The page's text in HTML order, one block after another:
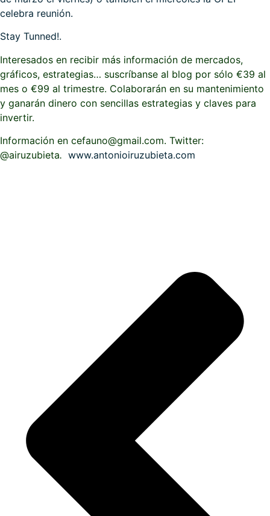
celebra reunión.
Stay Tunned!.
Interesados en recibir más información de mercados,
gráficos, estrategias… suscríbanse al blog por sólo €39 al
mes o €99 al trimestre. Colaborarán en su mantenimiento
y ganarán dinero con sencillas estrategias y claves para
invertir.
Información en cefauno@gmail.com. Twitter:
@airuzubieta. www.antonioiruzubieta.com